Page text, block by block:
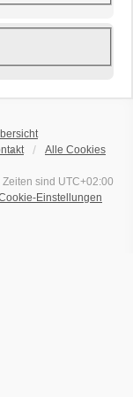
Alle Cookies
sind UTC+02:00
Einstellungen